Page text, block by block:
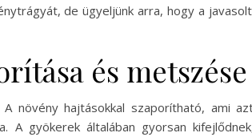
de ügyeljünk arra, hogy a
és metszése
növény hajtásokkal szaporítható, ami
gyökerek általában gyorsan